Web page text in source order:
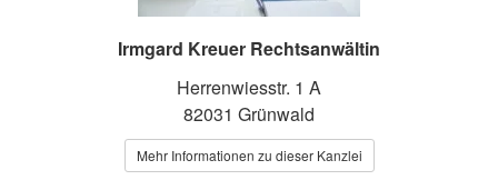
Irmgard Kreuer Rechtsanwältin
Herrenwiesstr. 1 A
82031 Grünwald
Mehr Informationen zu dieser Kanzlei